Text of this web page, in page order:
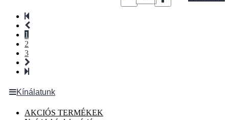
1
2
3
Kínálatunk
AKCIÓS TERMÉKEK